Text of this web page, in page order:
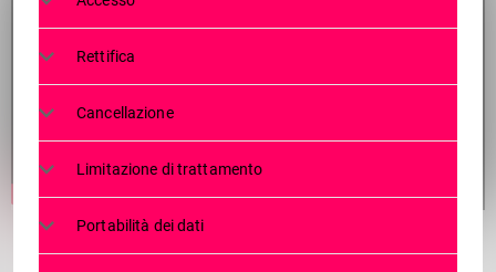
Rettifica
Cancellazione
Limitazione di trattamento
Portabilità dei dati